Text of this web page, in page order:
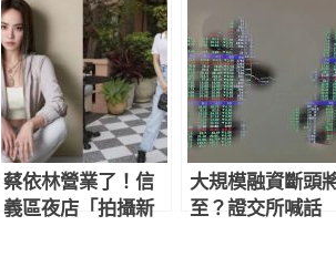
蔡依林營業了！信
義區夜店「拍攝新
大規模融資斷頭
至？證交所喊話